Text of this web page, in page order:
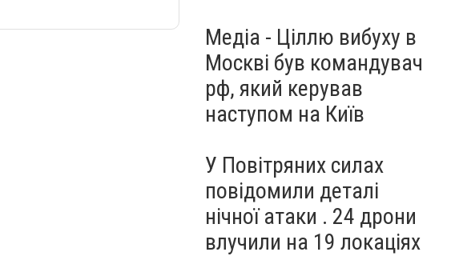
Медіа - Ціллю вибуху в
Москві був командувач
рф, який керував
наступом на Київ
У Повітряних силах
повідомили деталі
нічної атаки . 24 дрони
влучили на 19 локаціях